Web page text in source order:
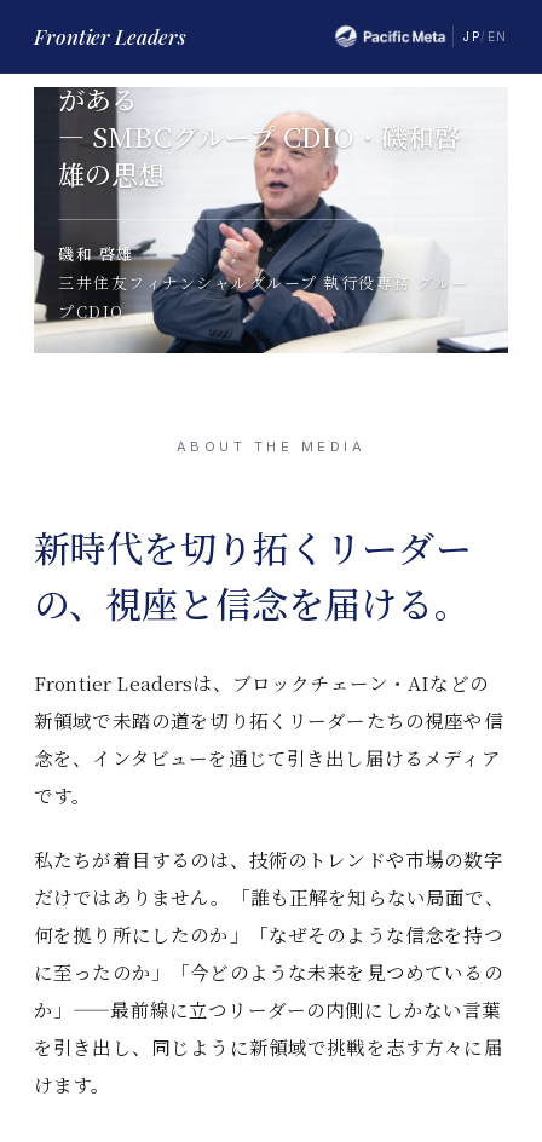
Frontier Leaders JP/ EN
がある
— SMBCグループ CDIO・磯和啓
雄の思想
磯和 啓雄
三井住友フィナンシャルグループ 執行役専務 グルー
プCDIO
ABOUT THE MEDIA
新時代を切り拓くリーダー
の、視座と信念を届ける。
Frontier Leadersは、ブロックチェーン・AIなどの
新領域で未踏の道を切り拓くリーダーたちの視座や信
念を、インタビューを通じて引き出し届けるメディア
です。
私たちが着目するのは、技術のトレンドや市場の数字
だけではありません。「誰も正解を知らない局面で、
何を拠り所にしたのか」「なぜそのような信念を持つ
に至ったのか」「今どのような未来を見つめているの
か」——最前線に立つリーダーの内側にしかない言葉
を引き出し、同じように新領域で挑戦を志す方々に届
けます。